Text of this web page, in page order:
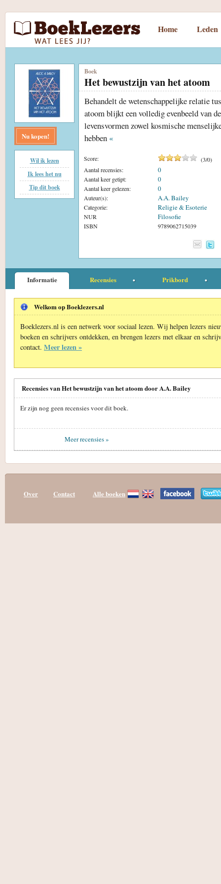
Home Leden
Nu kopen!
Wil ik lezen
Ik lees het nu
Tip dit boek
Boek
Het bewustzijn van het atoom
Behandelt de wetenschappelijke relatie
atoom blijkt een volledig evenbeeld van
levensvormen zowel kosmische
hebben «
Score: (3/0)
Aantal recensies:
0
Aantal keer getipt: 0
Aantal keer gelezen: 0
Auteur(s): A.A. Bailey
Categorie: Religie & Esoterie
NUR Filosofie
ISBN 9789062715039
Informatie Recensies Prikbord
Welkom op Boeklezers.nl
Boeklezers.nl is een netwerk voor sociaal lezen. Wij helpen lezers
boeken en schrijvers ontdekken, en brengen lezers met elkaar en
contact. Meer lezen »
Recensies van Het bewustzijn van het atoom door A.A. Bailey
Er zijn nog geen recensies voor dit boek.
Meer recensies »
Over Contact Alle boeken